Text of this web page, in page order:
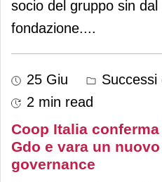
socio del gruppo sin
fondazione....
25 Giu
Successi
2 min read
Coop Italia
Gdo e vara un
governance